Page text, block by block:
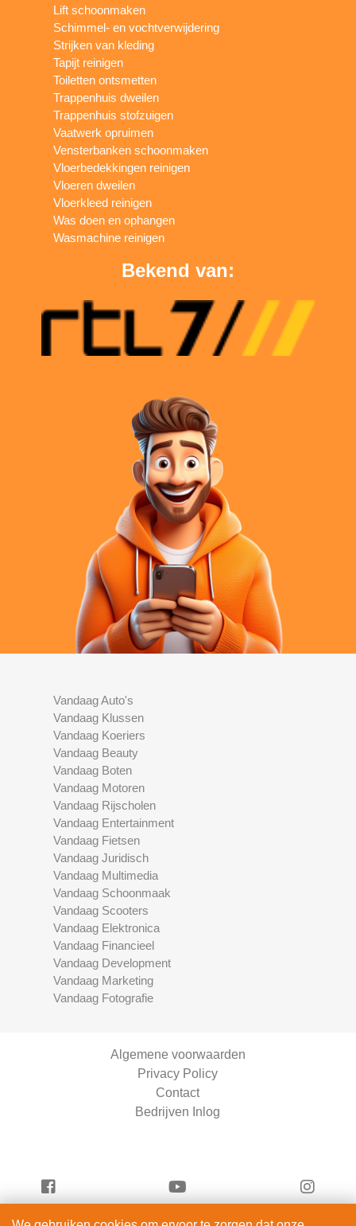
Lift schoonmaken
Schimmel- en vochtverwijdering
Strijken van kleding
Tapijt reinigen
Toiletten ontsmetten
Trappenhuis dweilen
Trappenhuis stofzuigen
Vaatwerk opruimen
Vensterbanken schoonmaken
Vloerbedekkingen reinigen
Vloeren dweilen
Vloerkleed reinigen
Was doen en ophangen
Wasmachine reinigen
Bekend van:
Vandaag Auto's
Vandaag Klussen
Vandaag Koeriers
Vandaag Beauty
Vandaag Boten
Vandaag Motoren
Vandaag Rijscholen
Vandaag Entertainment
Vandaag Fietsen
Vandaag Juridisch
Vandaag Multimedia
Vandaag Schoonmaak
Vandaag Scooters
Vandaag Elektronica
Vandaag Financieel
Vandaag Development
Vandaag Marketing
Vandaag Fotografie
Algemene voorwaarden
Privacy Policy
Contact
Bedrijven Inlog